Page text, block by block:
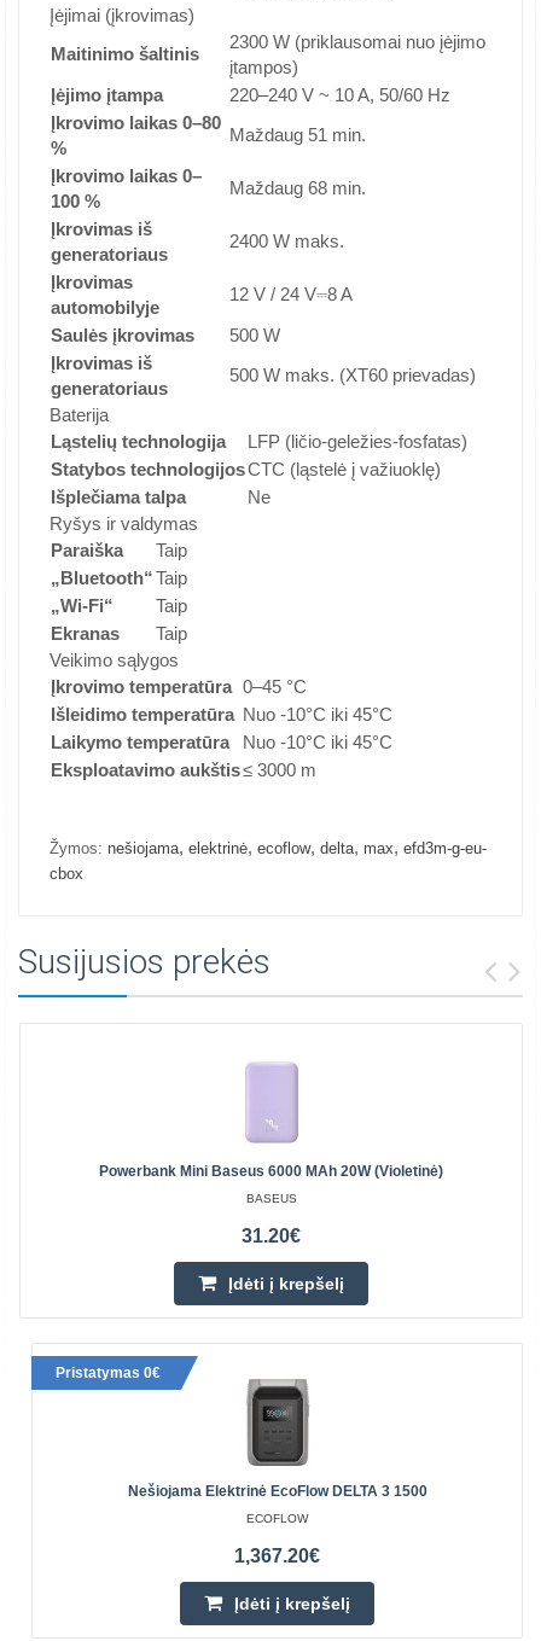
Įėjimai (įkrovimas)
Maitinimo šaltinis
2300 W (priklausomai nuo įėjimo
įtampos)
Įėjimo įtampa
220–240 V ~ 10 A, 50/60 Hz
Įkrovimo laikas 0–80
%
Maždaug 51 min.
Įkrovimo laikas 0–
100 %
Maždaug 68 min.
Įkrovimas iš
generatoriaus
2400 W maks.
Įkrovimas
automobilyje
12 V / 24 V⎓8 A
Saulės įkrovimas
500 W
Įkrovimas iš
generatoriaus
500 W maks. (XT60 prievadas)
Baterija
Ląstelių technologija
LFP (ličio-geležies-fosfatas)
Statybos technologijosCTC (ląstelė į važiuoklę)
Išplečiama talpa
Ne
Ryšys ir valdymas
Paraiška
Taip
„Bluetooth“Taip
„Wi-Fi“
Taip
Ekranas
Taip
Veikimo sąlygos
Įkrovimo temperatūra 0–45 °C
Išleidimo temperatūra Nuo -10°C iki 45°C
Laikymo temperatūra
Nuo -10°C iki 45°C
Eksploatavimo aukštis≤ 3000 m
Žymos: nešiojama, elektrinė, ecoflow, delta, max, efd3m-g-eu-
cbox
Susijusios prekės
Powerbank Mini Baseus 6000 MAh 20W (violetinė)
BASEUS
31.20€
Įdėti į krepšelį
Pristatymas 0€
Nešiojama Elektrinė EcoFlow DELTA 3 1500
ECOFLOW
1,367.20€
Įdėti į krepšelį